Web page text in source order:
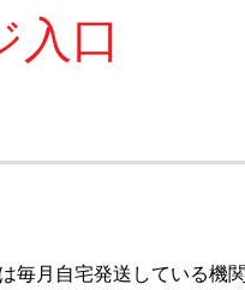
入口
毎月自宅発送している機